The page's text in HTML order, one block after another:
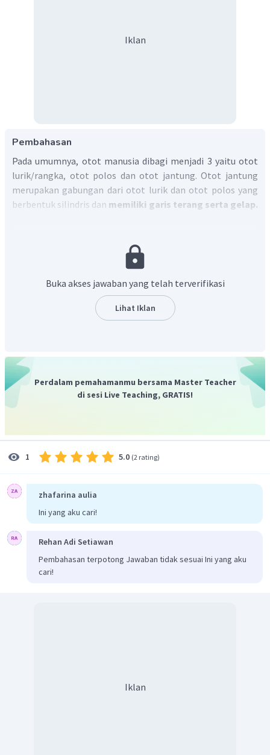
Iklan
Pembahasan
Pada umumnya, otot manusia dibagi menjadi 3 yaitu otot
lurik/rangka, otot polos dan otot jantung. Otot jantung
merupakan gabungan dari otot lurik dan otot polos yang
berbentuk silindris dan memiliki garis terang serta gelap.
Otot dalam jantung bertugas untuk memompa darah ke
seluruh tubuh. Ciri lain dari otot jantung yaitu
waktu tanpa perlu diperintah, memiliki warna seperti
berbentuk silinder bercabang.
Dengan demikian, jawaban yang benar adalah D.
Buka akses jawaban yang telah terverifikasi
Lihat Iklan
Perdalam pemahamanmu bersama Master Teacher
di sesi Live Teaching, GRATIS!
1 5.0 (2 rating)
zhafarina aulia
Ini yang aku cari!
Rehan Adi Setiawan
Pembahasan terpotong Jawaban tidak sesuai Ini yang aku
cari!
Iklan